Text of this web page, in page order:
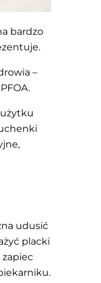
bardzo
–
udusić
placki
zapiec